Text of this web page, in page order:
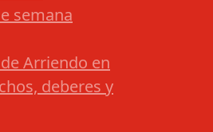
semana
Arriendo en
deberes y